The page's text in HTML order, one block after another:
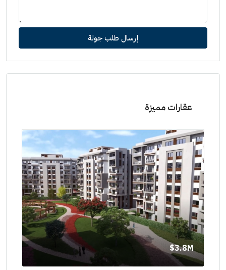
إرسال طلب جولة
عقارات مميزة
3.8M$